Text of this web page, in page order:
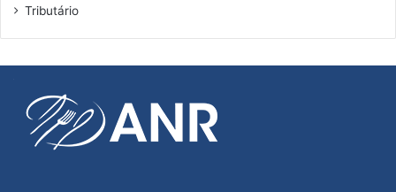
Tributário